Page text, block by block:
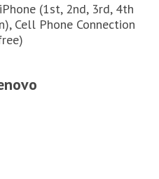
(1st, 2nd, 3rd, 4th
Cell Phone Connection